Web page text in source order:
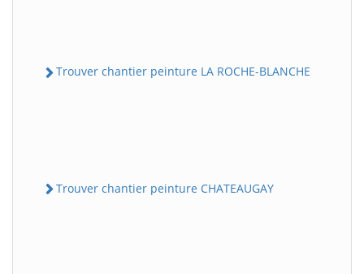
Trouver chantier peinture LA ROCHE-BLANCHE
Trouver chantier peinture CHATEAUGAY